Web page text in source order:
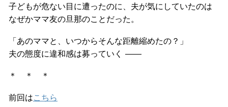
子どもが危ない目に遭ったのに、夫が気にしていたのは
なぜかママ友の旦那のことだった。
「あのママと、いつからそんな距離縮めたの？」
夫の態度に違和感は募っていく ――
＊ ＊ ＊
前回はこちら